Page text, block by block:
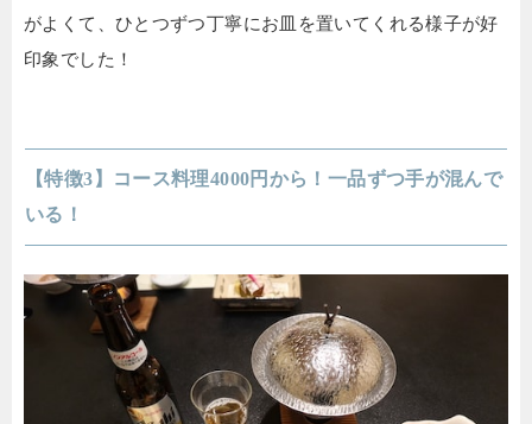
がよくて、ひとつずつ丁寧にお皿を置いてくれる様子が好
印象でした！
【特徴3】コース料理4000円から！一品ずつ手が混んで
いる！